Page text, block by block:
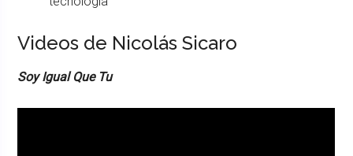
Videos de Nicolás Sicaro
Soy Igual Que Tu